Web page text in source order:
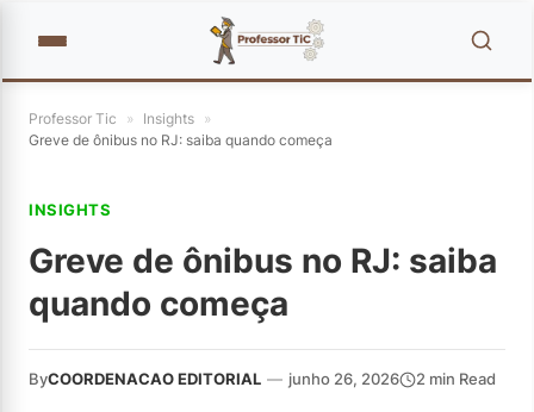
Professor Tic » Insights »
Greve de ônibus no RJ: saiba quando começa
INSIGHTS
Greve de ônibus no RJ: saiba
quando começa
ByCOORDENACAO EDITORIAL — junho 26, 2026 2 min Read